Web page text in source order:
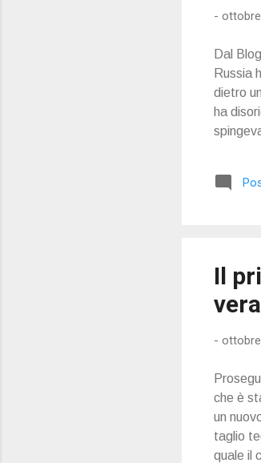
-
Dal
Russia
dietro
ha
Il
-
che è
un
taglio
quale il